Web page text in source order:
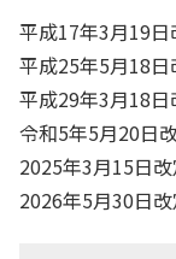
平成17年3月19日
平成25年5月18日
平成29年3月18日
令和5年5月20日
2025年3月15日
2026年5月30日